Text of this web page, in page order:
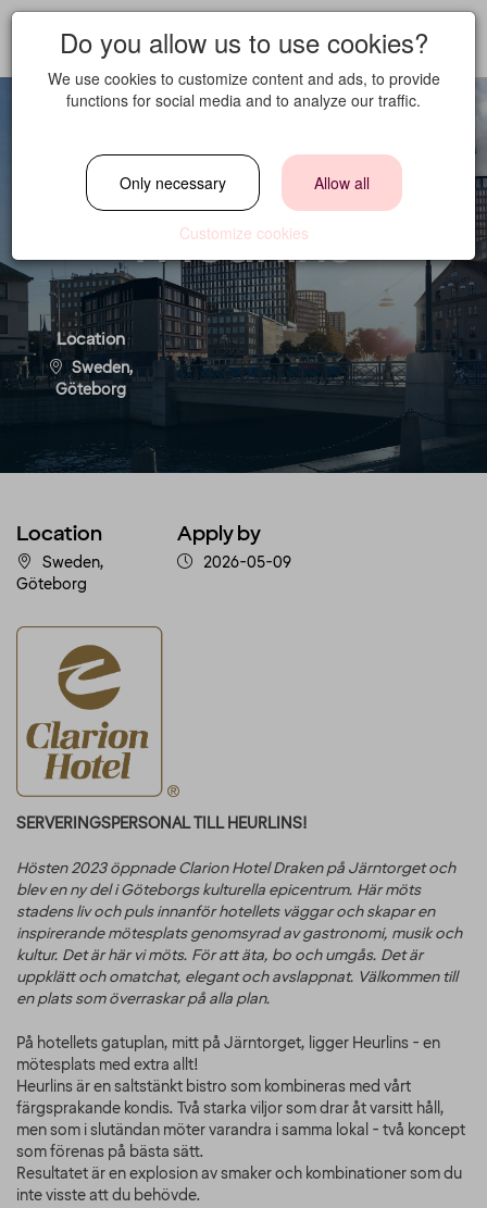
Serveringspersona
l Heurlins
Location
Sweden,
Göteborg
Location
Sweden,
Göteborg
Apply by
2026-05-09
SERVERINGSPERSONAL TILL HEURLINS!
Hösten 2023 öppnade Clarion Hotel Draken på Järntorget och
blev en ny del i Göteborgs kulturella epicentrum. Här möts
stadens liv och puls innanför hotellets väggar och skapar en
inspirerande mötesplats genomsyrad av gastronomi, musik och
kultur. Det är här vi möts. För att äta, bo och umgås. Det är
uppklätt och omatchat, elegant och avslappnat. Välkommen till
en plats som överraskar på alla plan.
På hotellets gatuplan, mitt på Järntorget, ligger Heurlins - en
mötesplats med extra allt!
Heurlins är en saltstänkt bistro som kombineras med vårt
färgsprakande kondis. Två starka viljor som drar åt varsitt håll,
men som i slutändan möter varandra i samma lokal - två koncept
som förenas på bästa sätt.
Resultatet är en explosion av smaker och kombinationer som du
inte visste att du behövde.
Do you allow us to use cookies?
We use cookies to customize content and ads, to provide
functions for social media and to analyze our traffic.
Only necessary Allow all
Customize cookies